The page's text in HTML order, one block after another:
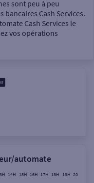
sont peu à peu
bancaires Cash Services.
Cash Services le
vos opérations
automate
14H 15H 16H 17H 18H 19H 20H